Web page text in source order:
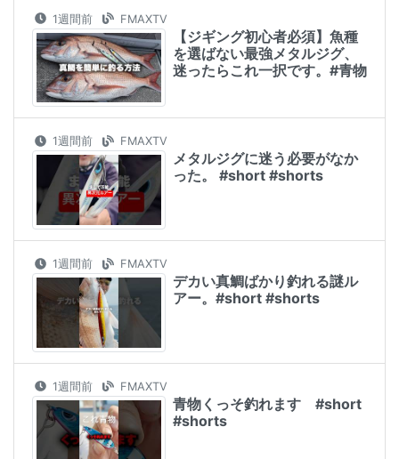
1週間前 FMAXTV
【ジギング初心者必須】魚種
を選ばない最強メタルジグ、
迷ったらこれ一択です。#青物
1週間前 FMAXTV
メタルジグに迷う必要がなか
った。 #short #shorts
1週間前 FMAXTV
デカい真鯛ばかり釣れる謎ル
アー。#short #shorts
1週間前 FMAXTV
青物くっそ釣れます #short
#shorts